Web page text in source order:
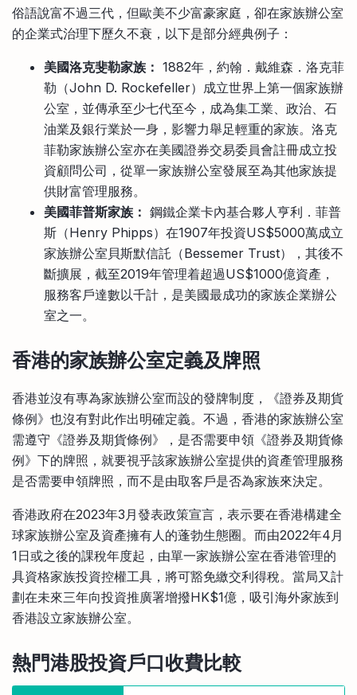
俗語說富不過三代，但歐美不少富豪家庭，卻在家族辦公室
的企業式治理下歷久不衰，以下是部分經典例子：
美國洛克斐勒家族： 1882年，約翰．戴維森．洛克菲
勒（John D. Rockefeller）成立世界上第一個家族辦
公室，並傳承至少七代至今，成為集工業、政治、石
油業及銀行業於一身，影響力舉足輕重的家族。洛克
菲勒家族辦公室亦在美國證券交易委員會註冊成立投
資顧問公司，從單一家族辦公室發展至為其他家族提
供財富管理服務。
美國菲普斯家族： 鋼鐵企業卡內基合夥人亨利．菲普
斯（Henry Phipps）在1907年投資US$5000萬成立
家族辦公室貝斯默信託（Bessemer Trust），其後不
斷擴展，截至2019年管理着超過US$1000億資產，
服務客戶達數以千計，是美國最成功的家族企業辦公
室之一。
香港的家族辦公室定義及牌照
香港並沒有專為家族辦公室而設的發牌制度，《證券及期貨
條例》也沒有對此作出明確定義。不過，香港的家族辦公室
需遵守《證券及期貨條例》，是否需要申領《證券及期貨條
例》下的牌照，就要視乎該家族辦公室提供的資產管理服務
是否需要申領牌照，而不是由取客戶是否為家族來決定。
香港政府在2023年3月發表政策宣言，表示要在香港構建全
球家族辦公室及資產擁有人的蓬勃生態圈。而由2022年4月
1日或之後的課稅年度起，由單一家族辦公室在香港管理的
具資格家族投資控權工具，將可豁免繳交利得稅。當局又計
劃在未來三年向投資推廣署增撥HK$1億，吸引海外家族到
香港設立家族辦公室。
熱門港股投資戶口收費比較